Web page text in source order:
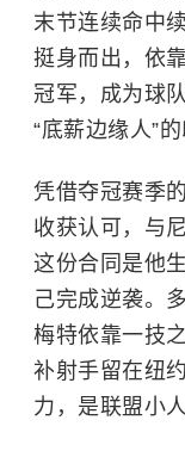
末节连续命中
挺身而出，依
冠军，成为球
“底薪边缘人”的
凭借夺冠赛季
收获认可，与
这份合同是他
己完成逆袭。
梅特依靠一技
补射手留在纽
力，是联盟小